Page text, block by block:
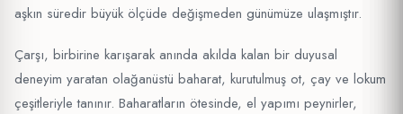
aşkın süredir büyük ölçüde değişmeden günümüze ulaşmıştır.
Çarşı, birbirine karışarak anında akılda kalan bir duyusal
deneyim yaratan olağanüstü baharat, kurutulmuş ot, çay ve lokum
çeşitleriyle tanınır. Baharatların ötesinde, el yapımı peynirler,